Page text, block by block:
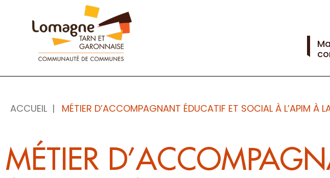
Panneau de gestion des cookies
Ma
ACCUEIL MÉTIER D’ACCOMPAGNANT ÉDUCATIF ET SOCIAL À L’APIM À
MÉTIER